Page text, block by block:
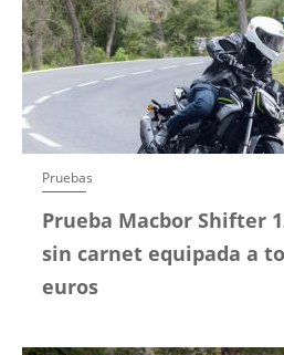
Pruebas
Prueba Macbor Shifter
sin carnet equipada a
euros